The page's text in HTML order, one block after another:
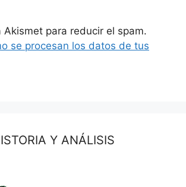
Akismet para reducir el spam.
se procesan los datos de tus
Y ANÁLISIS